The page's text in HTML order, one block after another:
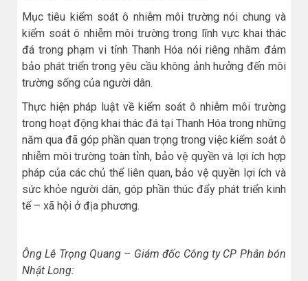
Mục tiêu kiểm soát ô nhiễm môi trường nói chung và
kiểm soát ô nhiễm môi trường trong lĩnh vực khai thác
đá trong phạm vi tỉnh Thanh Hóa nói riêng nhằm đảm
bảo phát triển trong yêu cầu không ảnh hưởng đến môi
trường sống của người dân.
Thực hiện pháp luật về kiểm soát ô nhiễm môi trường
trong hoạt động khai thác đá tại Thanh Hóa trong những
năm qua đã góp phần quan trọng trong việc kiểm soát ô
nhiễm môi trường toàn tỉnh, bảo vệ quyền và lợi ích hợp
pháp của các chủ thể liên quan, bảo vệ quyền lợi ích và
sức khỏe người dân, góp phần thúc đẩy phát triển kinh
tế – xã hội ở địa phương.
Ông Lê Trọng Quang – Giám đốc Công ty CP Phân bón
Nhật Long: